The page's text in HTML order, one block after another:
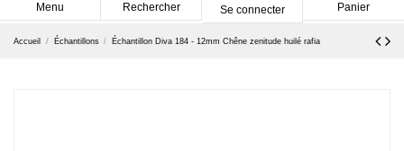
Menu Rechercher Se connecter Panier
Accueil Échantillons Échantillon Diva 184 - 12mm Chêne zenitude huilé rafia